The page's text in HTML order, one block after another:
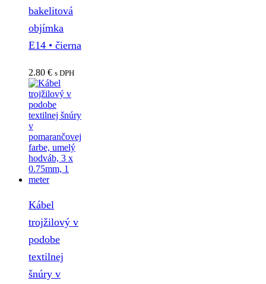
bakelitová
objímka
E14 • čierna
2.80 € s DPH
Kábel
trojžilový v
podobe
textilnej
šnúry v